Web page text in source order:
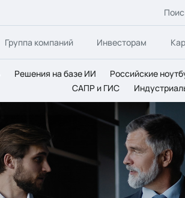
Группа компаний Инвесторам
Решения на базе ИИ
Российские
САПР и ГИС